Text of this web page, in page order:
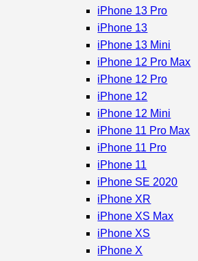
iPhone 13 Pro
iPhone 13
iPhone 13 Mini
iPhone 12 Pro Max
iPhone 12 Pro
iPhone 12
iPhone 12 Mini
iPhone 11 Pro Max
iPhone 11 Pro
iPhone 11
iPhone SE 2020
iPhone XR
iPhone XS Max
iPhone XS
iPhone X